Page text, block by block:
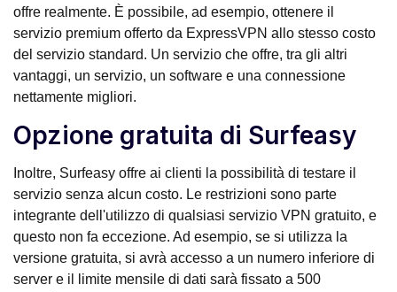
offre realmente. È possibile, ad esempio, ottenere il
servizio premium offerto da ExpressVPN allo stesso costo
del servizio standard. Un servizio che offre, tra gli altri
vantaggi, un servizio, un software e una connessione
nettamente migliori.
Opzione gratuita di Surfeasy
Inoltre, Surfeasy offre ai clienti la possibilità di testare il
servizio senza alcun costo. Le restrizioni sono parte
integrante dell'utilizzo di qualsiasi servizio VPN gratuito, e
questo non fa eccezione. Ad esempio, se si utilizza la
versione gratuita, si avrà accesso a un numero inferiore di
server e il limite mensile di dati sarà fissato a 500